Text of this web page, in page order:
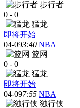
步行者
0 - 0
猛龙
即将开始
04-093:40 NBA
篮网
0 - 0
猛龙
即将开始
04-097:55 NBA
独行侠